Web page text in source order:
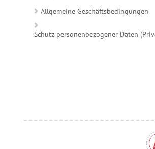
Allgemeine Geschäftsbedingungen
Schutz personenbezogener Daten